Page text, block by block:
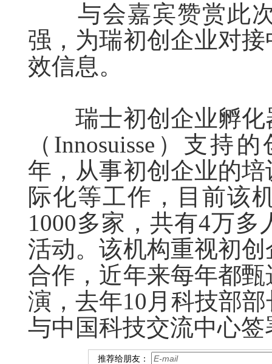
与会嘉宾赞赏此次
强，为瑞初创企业对
效信息。
瑞士初创企业孵化
（Innosuisse）支持
年，从事初创企业的
际化等工作，目前该
1000多家，共有4万
活动。该机构重视初
合作，近年来每年都
演，去年10月科技部
与中国科技交流中心
推荐给朋友：